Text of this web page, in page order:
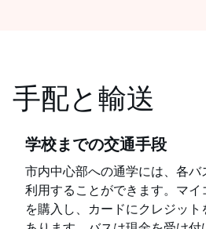
手配と輸送
学校までの交通手段
市内中心部への通学には、各バ
利用することができます。マイ
を購入し、カードにクレジッ